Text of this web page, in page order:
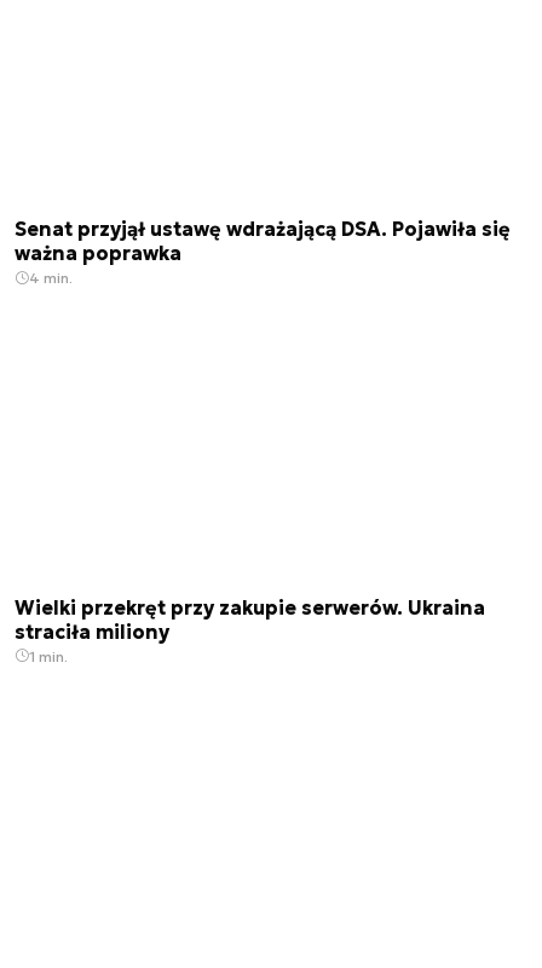
Senat przyjął ustawę wdrażającą DSA. Pojawiła się
ważna poprawka
4 min.
Wielki przekręt przy zakupie serwerów. Ukraina
straciła miliony
1 min.